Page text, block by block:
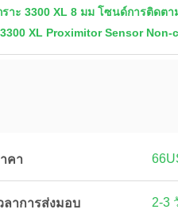
าะ 3300 XL 8 มม โซนด์การติดต
3300 XL Proximitor Sensor
คา
ลาการส่งมอบ 2-3